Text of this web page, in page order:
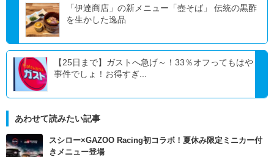
「伊達商店」の新メニュー「壺そば」 伝統の黒酢
を生かした逸品
【25日まで】ガストへ急げ～！33％オフってもはや
事件でしょ！お得すぎ...
あわせて読みたい記事
スシロー×GAZOO Racing初コラボ！夏休み限定ミニカー付
きメニュー登場